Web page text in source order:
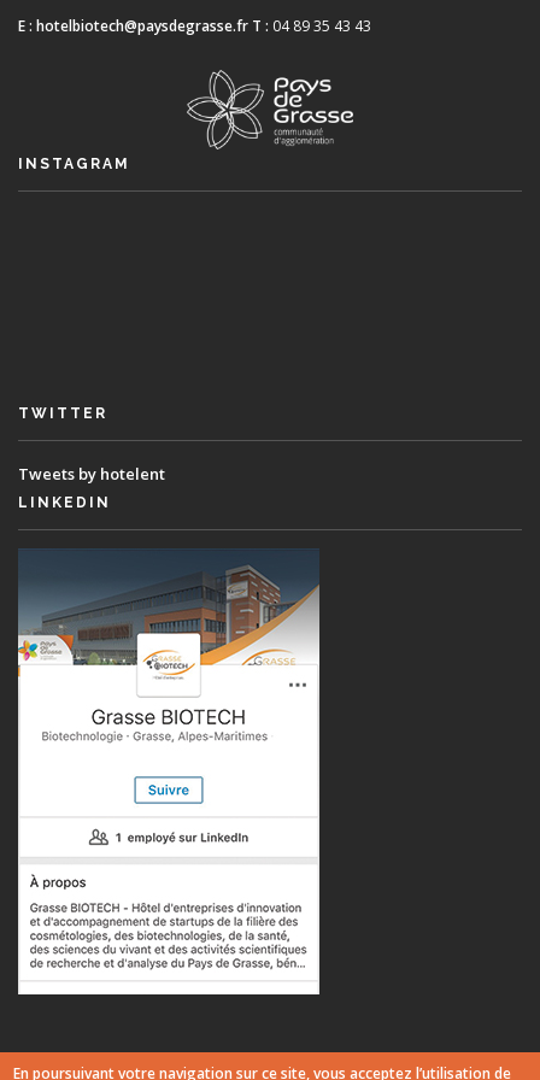
E : hotelbiotech@paysdegrasse.fr T : 04 89 35 43 43
INSTAGRAM
TWITTER
Tweets by hotelent
LINKEDIN
© Copyright 2017 - Communauté d'Agglomération du Pays de Grasse
En poursuivant votre navigation sur ce site, vous acceptez l’utilisation de